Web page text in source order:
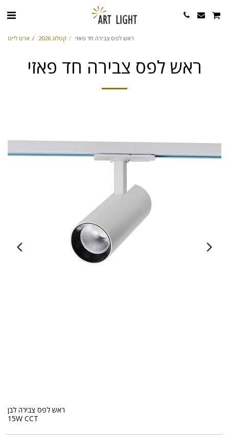
ארט לייט קטלוג 2026 ראש לפס צבירה חד פאזי
ראש לפס צבירה חד פאזי
ראש לפס צבירה לבן
15W CCT